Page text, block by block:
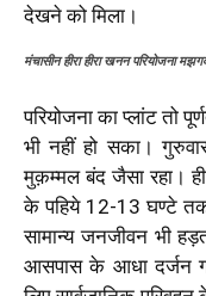
देखने को मिला।
मंचासीन हीरा हीरा खनन परियोजना
परियोजना का प्लांट तो
भी नहीं हो सका।
मुक़म्मल बंद जैसा रहा।
के पहिये 12-13 घण्टे
सामान्य जनजीवन भी
आसपास के आधा दर्जन